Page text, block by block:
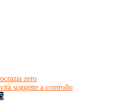
zero
soggette a controllo
5